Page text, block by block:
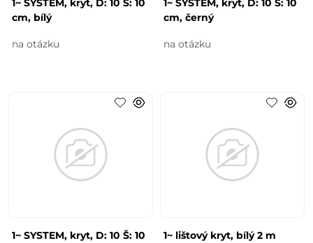
cm, bílý
na otázku
cm, černý
na otázku
1~ SYSTEM, kryt, D: 10 Š: 10
1~ lištový kryt, bílý 2 m